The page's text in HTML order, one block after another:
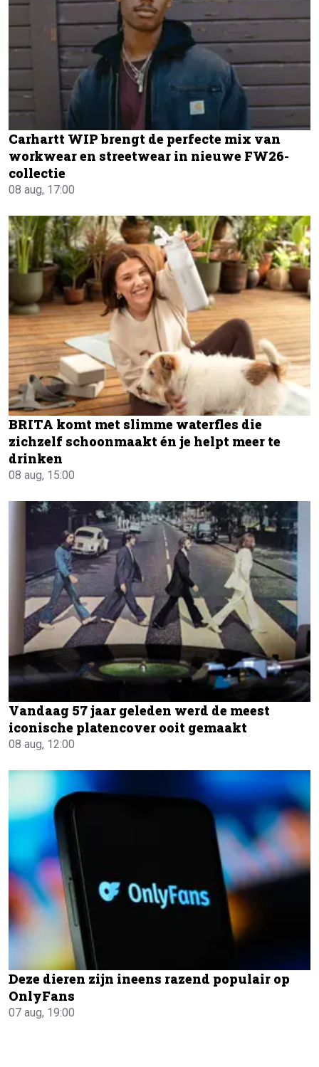
Carhartt WIP brengt de perfecte mix van
workwear en streetwear in nieuwe FW26-
collectie
08 aug, 17:00
BRITA komt met slimme waterfles die
zichzelf schoonmaakt én je helpt meer te
drinken
08 aug, 15:00
Vandaag 57 jaar geleden werd de meest
iconische platencover ooit gemaakt
08 aug, 12:00
Deze dieren zijn ineens razend populair op
OnlyFans
07 aug, 19:00